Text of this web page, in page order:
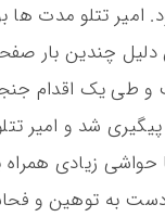
امیر تتلو مدت
چندین بار
شد و امیر
زیادی همراه
دست به توهین و